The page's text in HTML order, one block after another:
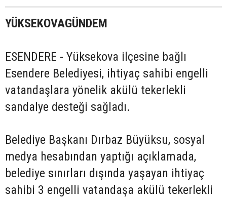
YÜKSEKOVAGÜNDEM
ESENDERE - Yüksekova ilçesine bağlı
Esendere Belediyesi, ihtiyaç sahibi engelli
vatandaşlara yönelik akülü tekerlekli
sandalye desteği sağladı.
Belediye Başkanı Dırbaz Büyüksu, sosyal
medya hesabından yaptığı açıklamada,
belediye sınırları dışında yaşayan ihtiyaç
sahibi 3 engelli vatandaşa akülü tekerlekli